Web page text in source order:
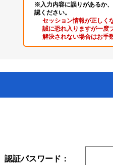
※入力内容に誤りがあるか
認ください。
セッション情報が正しく
誠に恐れ入りますが一度
解決されない場合はお手
認証パスワード：